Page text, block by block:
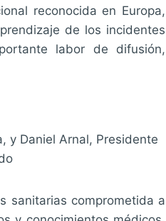
reconocida en Europa,
de los incidentes
labor de difusión,
y Daniel Arnal, Presidente
sanitarias comprometida a